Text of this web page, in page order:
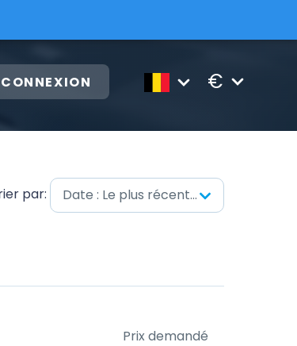
CONNEXION €
par: Date : Le plus récent en premier
Prix demandé